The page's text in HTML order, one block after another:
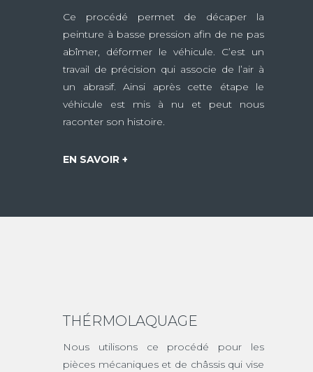
Ce procédé permet de décaper la
peinture à basse pression afin de ne pas
abîmer, déformer le véhicule. C’est un
travail de précision qui associe de l’air à
un abrasif. Ainsi après cette étape le
véhicule est mis à nu et peut nous
raconter son histoire.
EN SAVOIR +
THÉRMOLAQUAGE
Nous utilisons ce procédé pour les
pièces mécaniques et de châssis qui vise